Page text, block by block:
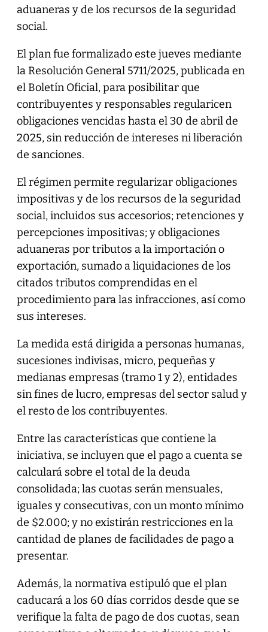
aduaneras y de los recursos de la seguridad
social.
El plan fue formalizado este jueves mediante
la Resolución General 5711/2025, publicada en
el Boletín Oficial, para posibilitar que
contribuyentes y responsables regularicen
obligaciones vencidas hasta el 30 de abril de
2025, sin reducción de intereses ni liberación
de sanciones.
El régimen permite regularizar obligaciones
impositivas y de los recursos de la seguridad
social, incluidos sus accesorios; retenciones y
percepciones impositivas; y obligaciones
aduaneras por tributos a la importación o
exportación, sumado a liquidaciones de los
citados tributos comprendidas en el
procedimiento para las infracciones, así como
sus intereses.
La medida está dirigida a personas humanas,
sucesiones indivisas, micro, pequeñas y
medianas empresas (tramo 1 y 2), entidades
sin fines de lucro, empresas del sector salud y
el resto de los contribuyentes.
Entre las características que contiene la
iniciativa, se incluyen que el pago a cuenta se
calculará sobre el total de la deuda
consolidada; las cuotas serán mensuales,
iguales y consecutivas, con un monto mínimo
de $2.000; y no existirán restricciones en la
cantidad de planes de facilidades de pago a
presentar.
Además, la normativa estipuló que el plan
caducará a los 60 días corridos desde que se
verifique la falta de pago de dos cuotas, sean